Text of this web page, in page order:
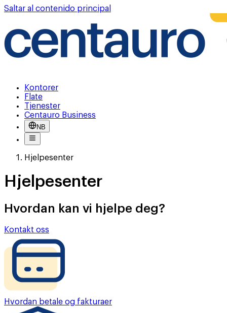
Saltar al contenido principal
Kontorer
Flate
Tjenester
Centauro Business
NB
Hjelpesenter
Hjelpesenter
Hvordan kan vi hjelpe deg?
Kontakt oss
Hvordan betale og fakturaer